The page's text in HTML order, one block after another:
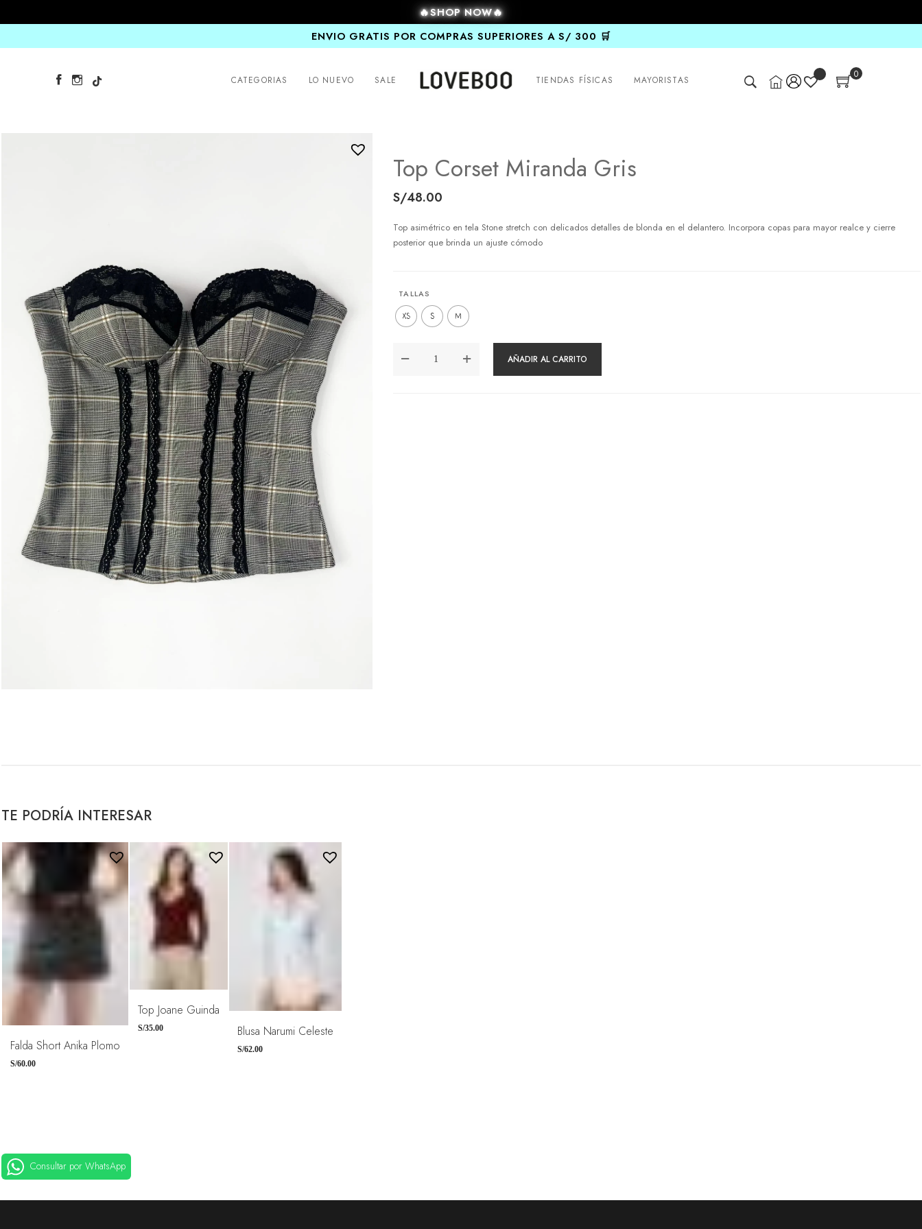
🔥SHOP NOW🔥
ENVIO GRATIS POR COMPRAS SUPERIORES A S/ 300 🛒
CATEGORIAS LO NUEVO SALE TIENDAS FÍSICAS MAYORISTAS 0
Top Corset Miranda Gris
S/48.00
Top asimétrico en tela Stone stretch con delicados detalles de blonda en el delantero. Incorpora copas para mayor realce y cierre
posterior que brinda un ajuste cómodo
TALLAS
XS S M
CORSET
AÑADIR AL CARRITO
Falda Short Anika Plomo
S/60.00
26 28 30 32
Top Joane Guinda
S/35.00TALLAS Blusa Narumi Celeste
S/62.00
TALLAS
XS
Consultar por WhatsApp